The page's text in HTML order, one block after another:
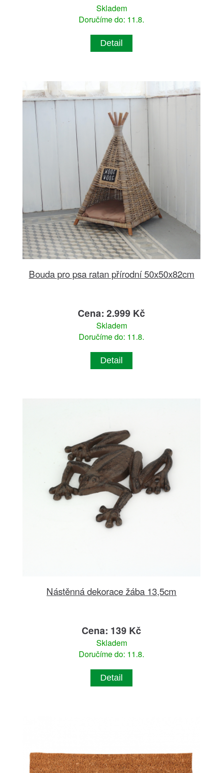
Skladem
Doručíme do: 11.8.
Detail
Bouda pro psa ratan přírodní 50x50x82cm
Cena: 2.999 Kč
Skladem
Doručíme do: 11.8.
Detail
Nástěnná dekorace žába 13,5cm
Cena: 139 Kč
Skladem
Doručíme do: 11.8.
Detail